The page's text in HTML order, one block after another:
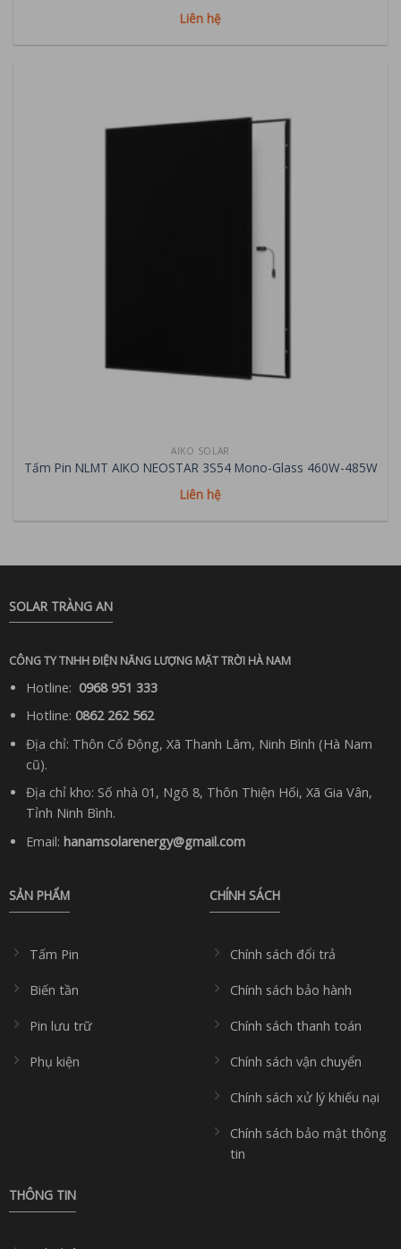
Liên hệ
AIKO SOLAR
Tấm Pin NLMT AIKO NEOSTAR 3S54 Mono-Glass 460W-485W
Liên hệ
SOLAR TRÀNG AN
CÔNG TY TNHH ĐIỆN NĂNG LƯỢNG MẶT TRỜI HÀ NAM
Hotline: 0968 951 333
Hotline: 0862 262 562
Địa chỉ: Thôn Cổ Động, Xã Thanh Lâm, Ninh Bình (Hà Nam
cũ).
Địa chỉ kho: Số nhà 01, Ngõ 8, Thôn Thiện Hối, Xã Gia Vân,
Tỉnh Ninh Bình.
Email: hanamsolarenergy@gmail.com
SẢN PHẨM
Tấm Pin
Biến tần
Pin lưu trữ
Phụ kiện
CHÍNH SÁCH
Chính sách đổi trả
Chính sách bảo hành
Chính sách thanh toán
Chính sách vận chuyển
Chính sách xử lý khiếu nại
Chính sách bảo mật thông
tin
THÔNG TIN